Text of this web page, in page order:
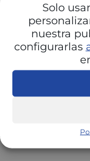
Solo
nuestra
configurarlas